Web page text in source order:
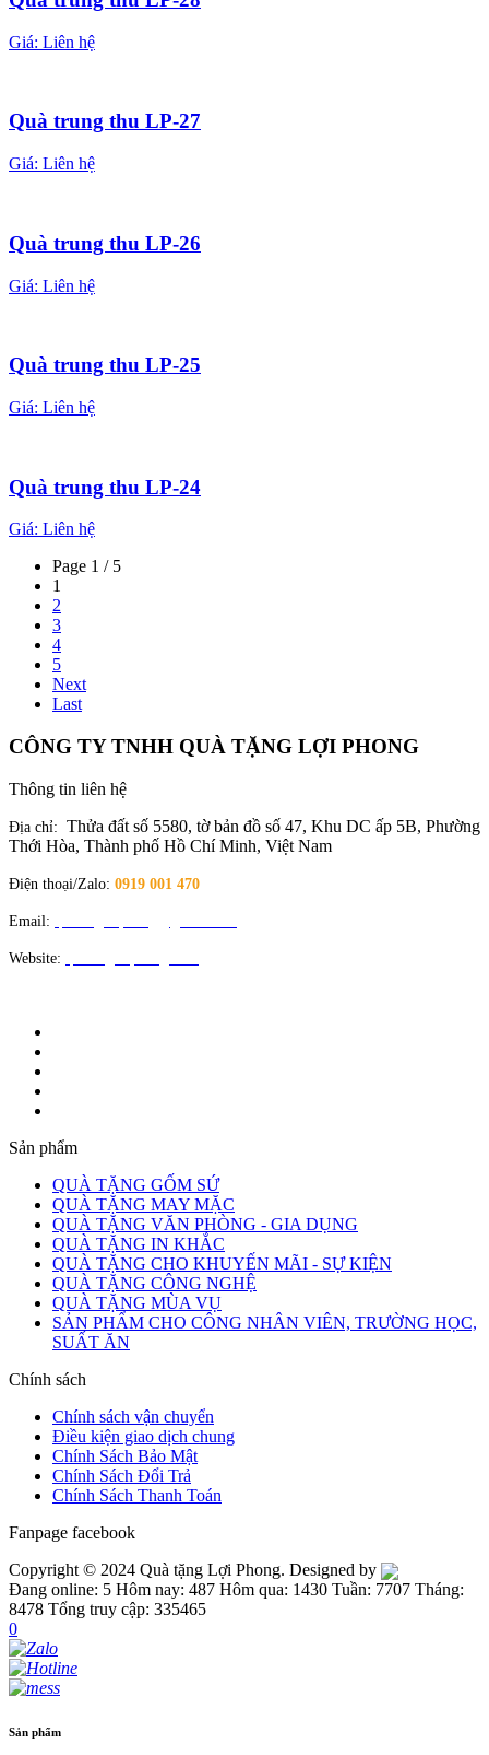
Giá: Liên hệ
Quà trung thu LP-27
Giá: Liên hệ
Quà trung thu LP-26
Giá: Liên hệ
Quà trung thu LP-25
Giá: Liên hệ
Quà trung thu LP-24
Giá: Liên hệ
Page 1 / 5
1
2
3
4
5
Next
Last
CÔNG TY TNHH QUÀ TẶNG LỢI PHONG
Thông tin liên hệ
Địa chỉ: Thửa đất số 5580, tờ bản đồ số 47, Khu DC ấp 5B, Phường
Thới Hòa, Thành phố Hồ Chí Minh, Việt Nam
Điện thoại/Zalo: 0919 001 470
Email:
Website:
Sản phẩm
QUÀ TẶNG GỐM SỨ
QUÀ TẶNG MAY MẶC
QUÀ TẶNG VĂN PHÒNG - GIA DỤNG
QUÀ TẶNG IN KHẮC
QUÀ TẶNG CHO KHUYẾN MÃI - SỰ KIỆN
QUÀ TẶNG CÔNG NGHỆ
QUÀ TẶNG MÙA VỤ
SẢN PHẨM CHO CÔNG NHÂN VIÊN, TRƯỜNG HỌC,
SUẤT ĂN
Chính sách
Chính sách vận chuyển
Điều kiện giao dịch chung
Chính Sách Bảo Mật
Chính Sách Đổi Trả
Chính Sách Thanh Toán
Fanpage facebook
Copyright © 2024 Quà tặng Lợi Phong. Designed by
Đang online: 5 Hôm nay: 487 Hôm qua: 1430 Tuần: 7707 Tháng:
8478 Tổng truy cập: 335465
0
Sản phẩm